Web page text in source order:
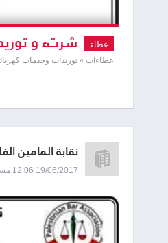
عطاء شرتء و
عطاءات » توريدات وخدمات
نقابة المامين
19/06/2017 12:06 مساءً